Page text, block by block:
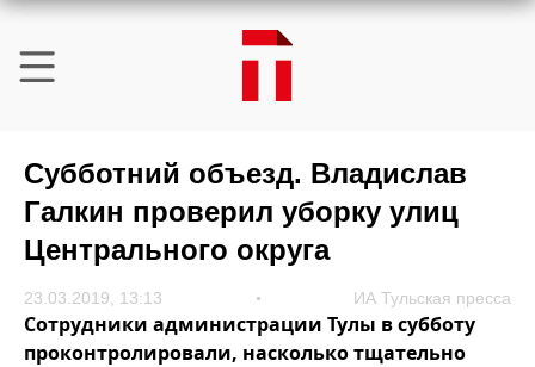
Субботний объезд. Владислав
Галкин проверил уборку улиц
Центрального округа
23.03.2019, 13:13 ИА Тульская пресса
Сотрудники администрации Тулы в субботу
проконтролировали, насколько тщательно